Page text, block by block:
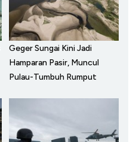
Geger Sungai Kini Jadi
Hamparan Pasir, Muncul
Pulau-Tumbuh Rumput